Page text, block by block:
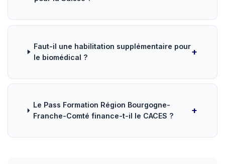
Faut-il une habilitation supplémentaire pour
le biomédical ?
Le Pass Formation Région Bourgogne-
Franche-Comté finance-t-il le CACES ?